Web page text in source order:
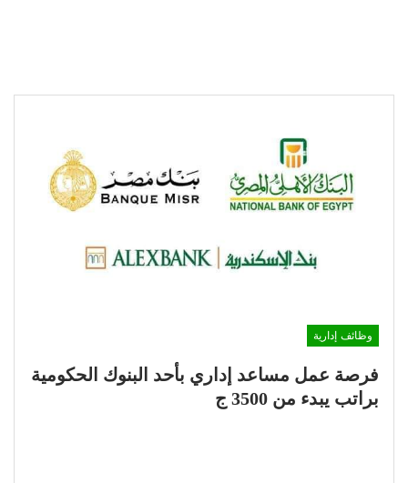
وظائف إدارية
فرصة عمل مساعد إداري بأحد البنوك الحكومية
براتب يبدء من 3500 ج